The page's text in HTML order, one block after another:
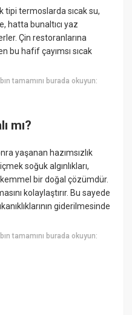
tipi termoslarda sıcak su,
hatta bunaltıcı yaz
Çin restoranlarına
bu hafif çayımsı sıcak
tamamını burada okuyun:
mı?
yaşanan hazımsızlık
soğuk algınlıkları,
bir doğal çözümdür.
kolaylaştırır. Bu sayede
giderilmesinde
tamamını burada okuyun: